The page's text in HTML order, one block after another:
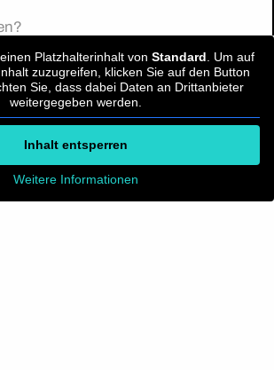
Platzhalterinhalt von Standard. Um auf
zuzugreifen, klicken Sie auf den Button
Sie, dass dabei Daten an Drittanbieter
weitergegeben werden.
Inhalt entsperren
Weitere Informationen